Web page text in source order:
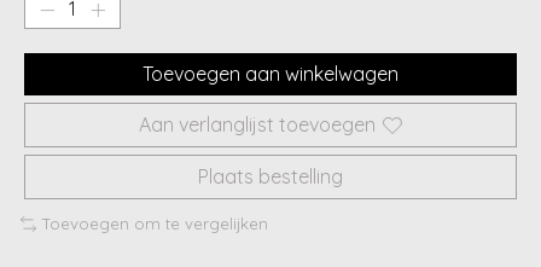
Toevoegen aan winkelwagen
Aan verlanglijst toevoegen
Plaats bestelling
Toevoegen om te vergelijken